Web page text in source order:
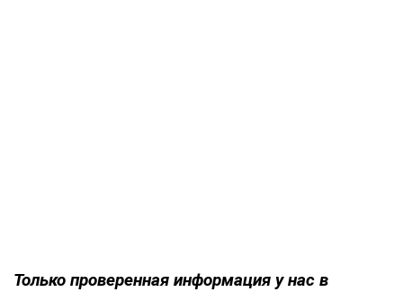
Только проверенная информация у нас в